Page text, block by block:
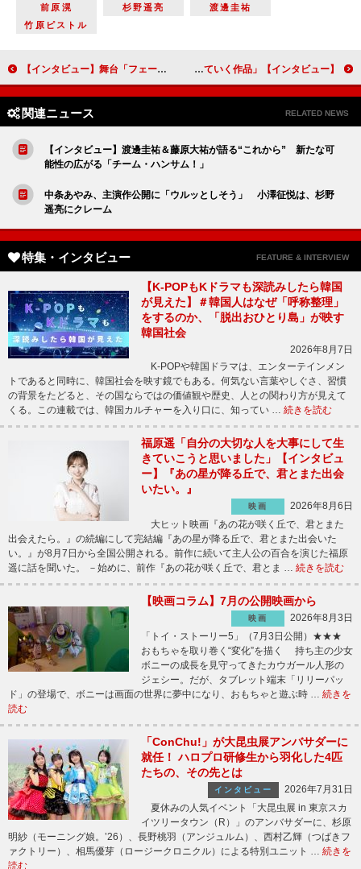
前原滉 杉野遥亮
渡邊圭祐
竹原ピストル
【インタビュー】舞台「フェードル」大竹しのぶ コロナ禍での“伝説の舞台”再演に「生半可なものは届けられない」 【インタビュー】ＮＨＫスペシャルドラマ「おもひでぽろぽろ」松坂慶子「人生100年時代を楽しんで生きていく作品」
関連ニュース RELATED NEWS
【インタビュー】渡邊圭祐＆藤原大祐が語る“これから” 新たな可
能性の広がる「チーム・ハンサム！」
中条あやみ、主演作公開に「ウルッとしそう」 小澤征悦は、杉野
遥亮にクレーム
特集・インタビュー FEATURE & INTERVIEW
【K-POPもKドラマも深読みしたら韓国
が見えた】＃韓国人はなぜ「呼称整理」
をするのか、「脱出おひとり島」が映す
韓国社会
2026年8月7日
K-POPや韓国ドラマは、エンターテインメン
トであると同時に、韓国社会を映す鏡でもある。何気ない言葉やしぐさ、習慣
の背景をたどると、その国ならではの価値観や歴史、人との関わり方が見えて
くる。この連載では、韓国カルチャーを入り口に、知ってい … 続きを読む
福原遥「自分の大切な人を大事にして生
きていこうと思いました」【インタビュ
ー】『あの星が降る丘で、君とまた出会
いたい。』
映画
2026年8月6日
大ヒット映画『あの花が咲く丘で、君とまた
出会えたら。』の続編にして完結編『あの星が降る丘で、君とまた出会いた
い。』が8月7日から全国公開される。前作に続いて主人公の百合を演じた福原
遥に話を聞いた。 －始めに、前作『あの花が咲く丘で、君とま … 続きを読む
【映画コラム】7月の公開映画から
映画
2026年8月3日
「トイ・ストーリー5」（7月3日公開）★★★
おもちゃを取り巻く“変化”を描く 持ち主の少女
ボニーの成長を見守ってきたカウガール人形の
ジェシー。だが、タブレット端末「リリーパッ
ド」の登場で、ボニーは画面の世界に夢中になり、おもちゃと遊ぶ時 … 続きを
読む
「ConChu!」が大昆虫展アンバサダーに
就任！ ハロプロ研修生から羽化した4匹
たちの、その先とは
インタビュー
2026年7月31日
夏休みの人気イベント「大昆虫展 in 東京スカ
イツリータウン（R）」のアンバサダーに、杉原
明紗（モーニング娘。’26）、長野桃羽（アンジュルム）、西村乙輝（つばきフ
ァクトリー）、相馬優芽（ロージークロニクル）による特別ユニット … 続きを
読む